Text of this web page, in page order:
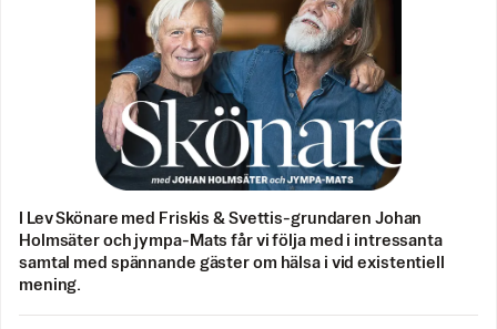
I Lev Skönare med Friskis & Svettis-grundaren Johan
Holmsäter och jympa-Mats får vi följa med i intressanta
samtal med spännande gäster om hälsa i vid existentiell
mening.